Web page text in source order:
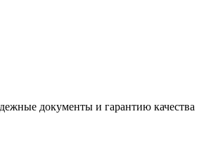
документы и гарантию качества